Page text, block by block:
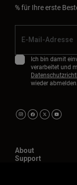
% für Ihre erste
Ich bin damit
verarbeitet und
wieder abmelden.
About
Support